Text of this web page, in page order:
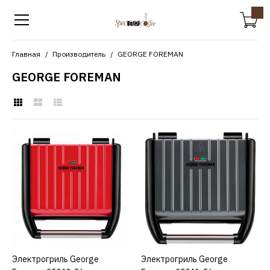
Главная Производитель GEORGE FOREMAN
GEORGE FOREMAN
GEORGE FOREMAN
Электрогриль George
Foreman 25040-56
19815р.
КУПИТЬ
ДОБАВИТЬ К СРАВНЕНИЮ
КУПИТЬ
Электрогриль George
КУПИТЬ
Электрогриль George